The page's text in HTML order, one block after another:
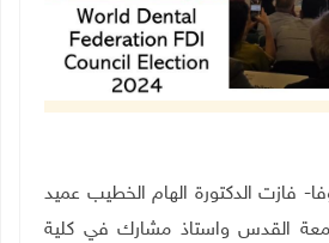
18-9-2024 وفا- فازت الدكتورة الهام الخطيب عميد
القدس واستاذ مشارك في كلية